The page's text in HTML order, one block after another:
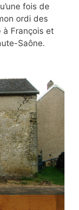
fois de
ordi des
à François et
Saône.